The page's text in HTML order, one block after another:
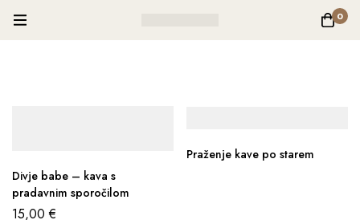
0
Divje babe – kava s
pradavnim sporočilom
15,00€
Praženje kave po starem